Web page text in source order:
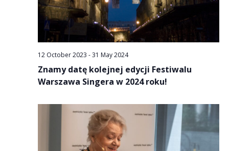
12 October 2023 -31 May 2024
Znamy datę kolejnej edycji Festiwalu
Warszawa Singera w 2024 roku!